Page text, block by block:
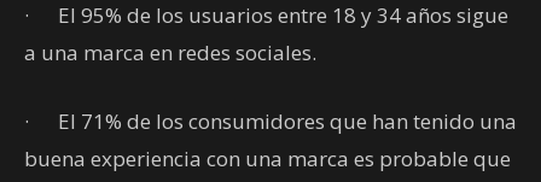
· El 95% de los usuarios entre 18 y 34 años sigue
a una marca en redes sociales.
· El 71% de los consumidores que han tenido una
buena experiencia con una marca es probable que